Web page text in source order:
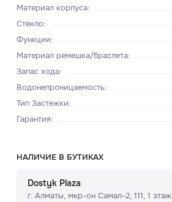
Материал корпуса:
Стекло:
Функции:
Материал ремешка/браслета:
Запас хода:
Водонепроницаемость:
Тип Застежки:
Гарантия:
НАЛИЧИЕ В БУТИКАХ
Dostyk Plaza
г. Алматы, мкр-он Самал-2, 111, ​1 этаж